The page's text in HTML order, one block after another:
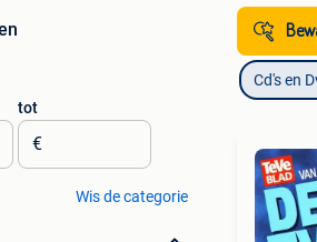
tot
€
Wis de categorie
Cd's en